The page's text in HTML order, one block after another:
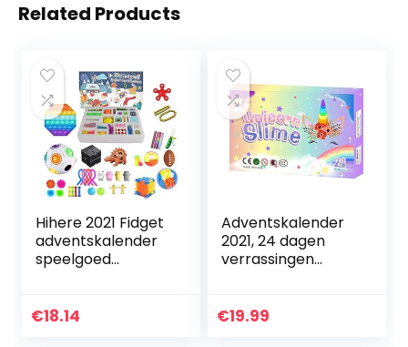
Related Products
Hihere 2021 Fidget
adventskalender
speelgoed
countdown
€18.14
Adventskalender
2021, 24 dagen
verrassingen
modderset,
€19.99